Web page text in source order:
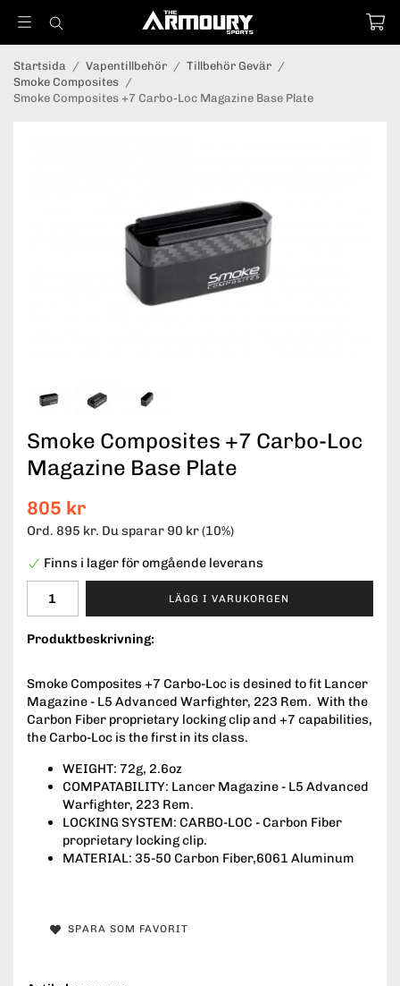
Startsida / Vapentillbehör / Tillbehör Gevär /
Smoke Composites /
Smoke Composites +7 Carbo-Loc Magazine Base Plate
Smoke Composites +7 Carbo-Loc
Magazine Base Plate
805 kr
Ord. 895 kr. Du sparar 90 kr(10%)
Finns i lager för omgående leverans
LÄGG I VARUKORGEN
Produktbeskrivning:
Smoke Composites +7 Carbo-Loc is desined to fit Lancer
Magazine - L5 Advanced Warfighter, 223 Rem. With the
Carbon Fiber proprietary locking clip and +7 capabilities,
the Carbo-Loc is the first in its class.
WEIGHT: 72g, 2.6oz
COMPATABILITY: Lancer Magazine - L5 Advanced
Warfighter, 223 Rem.
LOCKING SYSTEM: CARBO-LOC - Carbon Fiber
proprietary locking clip.
MATERIAL: 35-50 Carbon Fiber,6061 Aluminum
SPARA SOM FAVORIT